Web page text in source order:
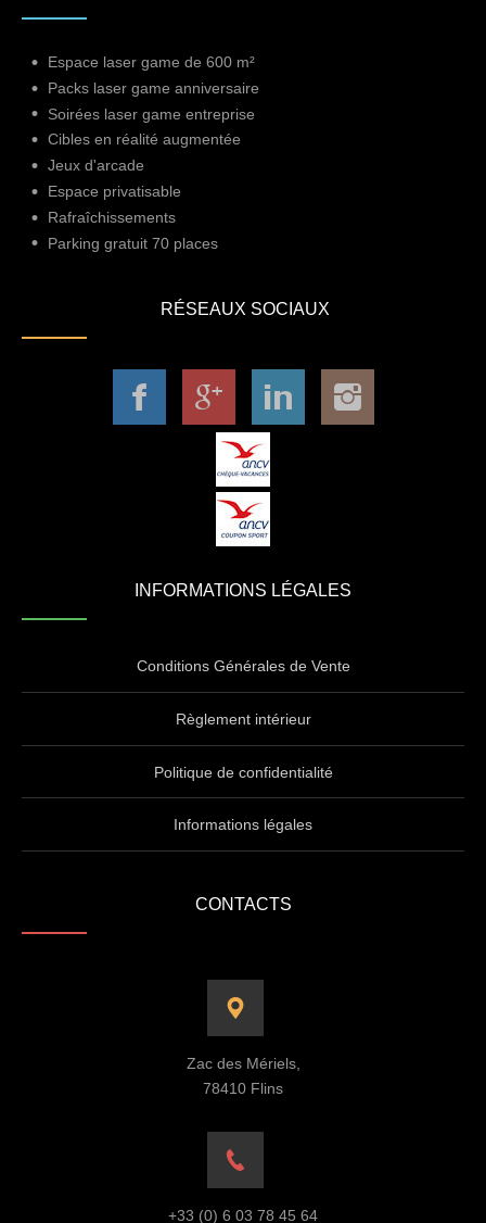
Espace laser game de 600 m²
Packs laser game anniversaire
Soirées laser game entreprise
Cibles en réalité augmentée
Jeux d'arcade
Espace privatisable
Rafraîchissements
Parking gratuit 70 places
RÉSEAUX SOCIAUX
INFORMATIONS LÉGALES
Conditions Générales de Vente
Règlement intérieur
Politique de confidentialité
Informations légales
CONTACTS
Zac des Mériels,
78410 Flins
+33 (0) 6 03 78 45 64